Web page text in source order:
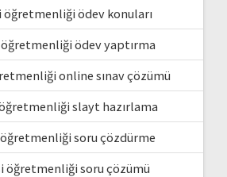
ödev konuları
ödev yaptırma
online sınav çözümü
slayt hazırlama
soru çözdürme
öğretmenliği soru çözümü